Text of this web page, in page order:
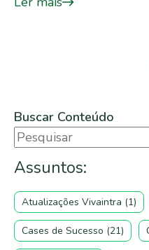
Buscar Conteúdo
Não há sugestões
Assuntos:
Atualizações Vivaintra (1)
Cases de Sucesso (21)